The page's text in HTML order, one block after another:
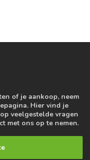
of je aankoop, neem
Hier vind je
veelgestelde vragen
met ons op te nemen.